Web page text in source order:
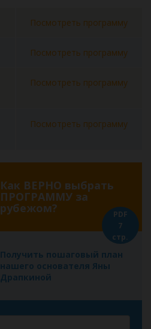
Посмотреть программу
Посмотреть программу
Посмотреть программу
Посмотреть программу
Как ВЕРНО выбрать
ПРОГРАММУ за
рубежом?
Получить пошаговый план
нашего основателя Яны
Драпкиной
PDF
7
стр.